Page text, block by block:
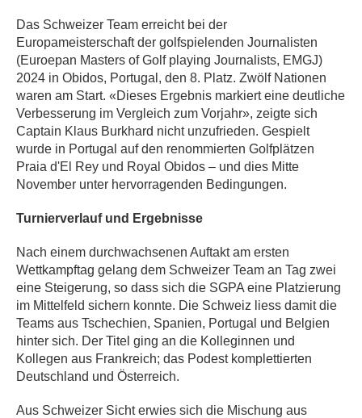
Das Schweizer Team erreicht bei der
Europameisterschaft der golfspielenden Journalisten
(Euroepan Masters of Golf playing Journalists, EMGJ)
2024 in Obidos, Portugal, den 8. Platz. Zwölf Nationen
waren am Start. «Dieses Ergebnis markiert eine deutliche
Verbesserung im Vergleich zum Vorjahr», zeigte sich
Captain Klaus Burkhard nicht unzufrieden. Gespielt
wurde in Portugal auf den renommierten Golfplätzen
Praia d'El Rey und Royal Obidos – und dies Mitte
November unter hervorragenden Bedingungen.
Turnierverlauf und Ergebnisse
Nach einem durchwachsenen Auftakt am ersten
Wettkampftag gelang dem Schweizer Team an Tag zwei
eine Steigerung, so dass sich die SGPA eine Platzierung
im Mittelfeld sichern konnte. Die Schweiz liess damit die
Teams aus Tschechien, Spanien, Portugal und Belgien
hinter sich. Der Titel ging an die Kolleginnen und
Kollegen aus Frankreich; das Podest komplettierten
Deutschland und Österreich.
Aus Schweizer Sicht erwies sich die Mischung aus